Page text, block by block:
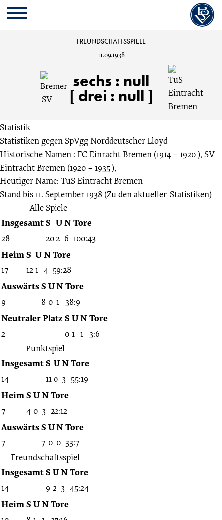
Cookie
Einstellungen
Zum
Inhalt
Cookie
Einstellungen
Kopfbereich
MENU
TuS
Eintracht
Bremen
6:0
11.09.1938
-
1938/1939
(Freundschaftsspiele)
FREUNDSCHAFTSSPIELE
11.09.1938
sechs : null
[ drei : null ]
Statistik
Statistiken gegenSpVgg Norddeutscher Lloyd
Historische Namen : FC Einracht Bremen (1914 – 1920 ), SV
Eintracht Bremen (1920 – 1935 ),
Heutiger Name: TuS Eintracht Bremen
Stand bis 11. September 1938 (Zu den aktuellen Statistiken)
Alle Spiele
InsgesamtS UNTore
28 202 6 100:43
HeimS UNTore
17 121 4 59:28
AuswärtsS UNTore
9 8 0 1 38:9
Neutraler Platz S UNTore
2 0 1 1 3:6
Punktspiel
InsgesamtS UNTore
14 11 0 3 55:19
HeimS UNTore
7 4 0 3 22:12
AuswärtsS UNTore
7 7 0 0 33:7
Freundschaftsspiel
InsgesamtS UNTore
14 9 2 3 45:24
HeimS UNTore